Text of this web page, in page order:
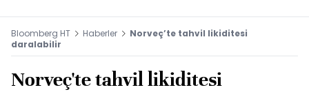
Bloomberg HT Haberler
Norveç’te tahvil likiditesi
daralabilir
Norveç'te tahvil likiditesi